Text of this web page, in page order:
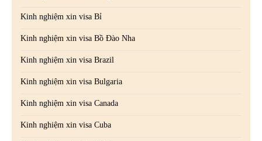
Kinh nghiệm xin visa Bỉ
Kinh nghiệm xin visa Bồ Đào Nha
Kinh nghiệm xin visa Brazil
Kinh nghiệm xin visa Bulgaria
Kinh nghiệm xin visa Canada
Kinh nghiệm xin visa Cuba